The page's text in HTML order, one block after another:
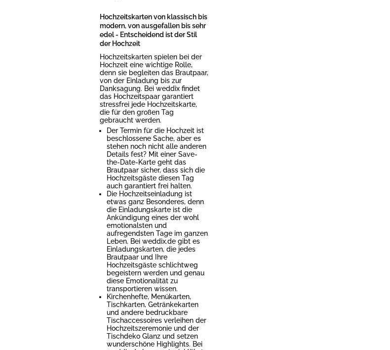
Hochzeitskarten von klassisch bis
modern, von ausgefallen bis sehr
edel - Entscheidend ist der Stil
der Hochzeit
Hochzeitskarten spielen bei der
Hochzeit eine wichtige Rolle,
denn sie begleiten das Brautpaar,
von der Einladung bis zur
Danksagung. Bei weddix findet
das Hochzeitspaar garantiert
stressfrei jede Hochzeitskarte,
die für den großen Tag
gebraucht werden.
Der Termin für die Hochzeit ist
beschlossene Sache, aber es
stehen noch nicht alle anderen
Details fest? Mit einer Save-
the-Date-Karte geht das
Brautpaar sicher, dass sich die
Hochzeitsgäste diesen Tag
auch garantiert frei halten.
Die Hochzeitseinladung ist
etwas ganz Besonderes, denn
die Einladungskarte ist die
Ankündigung eines der wohl
emotionalsten und
aufregendsten Tage im ganzen
Leben. Bei weddix.de gibt es
Einladungskarten, die jedes
Brautpaar und Ihre
Hochzeitsgäste schlichtweg
begeistern werden und genau
diese Emotionalität zu
transportieren wissen.
Kirchenhefte, Menükarten,
Tischkarten, Getränkekarten
und andere bedruckbare
Tischaccessoires verleihen der
Hochzeitszeremonie und der
Tischdeko Glanz und setzen
wunderschöne Highlights. Bei